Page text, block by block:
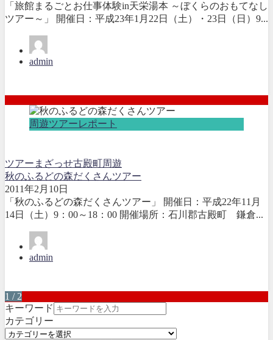
「旅館まるごとお仕事体験in天栄湯本 ～ぼくらのおもてなし
ツアー～」 開催日：平成23年1月22日（土）・23日（日）9...
admin
周遊ツアーレポート
ツアー まざっせ古殿町周遊
秋のふるどの森だくさんツアー
2011年2月10日
「秋のふるどの森だくさんツアー」 開催日：平成22年11月
14日（土）9：00～18：00 開催場所：石川郡古殿町 鎌倉...
admin
1 / 2
キーワード
カテゴリー